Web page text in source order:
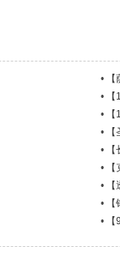
•
•
•
•
•
•
•
•
•